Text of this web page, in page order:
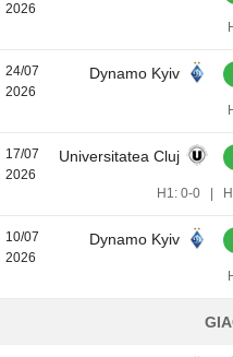
2026
24/07
2026
Dynamo Kyiv
17/07
2026
Universitatea Cluj
H1: 0-0
10/07
2026
Dynamo Kyiv